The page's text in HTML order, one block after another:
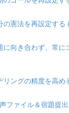
憲法を再設定する
向き合わず、常に
ングの精度を高め
ファイル＆宿題提出